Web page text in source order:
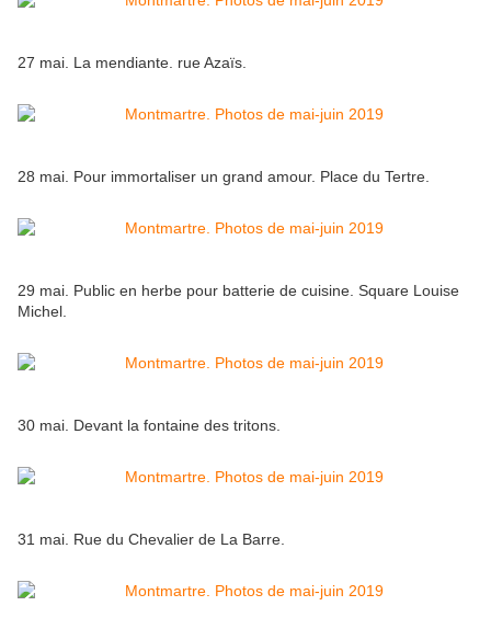
27 mai. La mendiante. rue Azaïs.
28 mai. Pour immortaliser un grand amour. Place du Tertre.
29 mai. Public en herbe pour batterie de cuisine. Square Louise
Michel.
30 mai. Devant la fontaine des tritons.
31 mai. Rue du Chevalier de La Barre.